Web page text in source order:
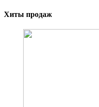
Хиты продаж